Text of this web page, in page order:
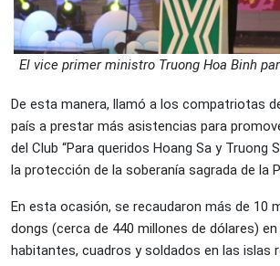
El vice primer ministro Truong Hoa Binh
De esta manera, llamó a los compatriotas
país a prestar más asistencias para
del Club “Para queridos Hoang Sa y Truong
la protección de la soberanía sagrada de la
En esta ocasión, se recaudaron más de 10
dongs (cerca de 440 millones de dólares)
habitantes, cuadros y soldados en las islas